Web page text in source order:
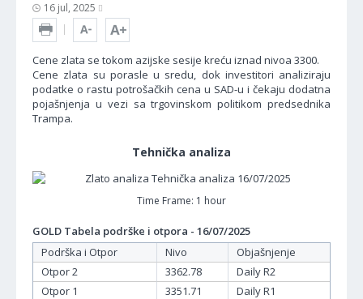
16 jul, 2025
Cene zlata se tokom azijske sesije kreću iznad nivoa 3300.
Cene zlata su porasle u sredu, dok investitori analiziraju
podatke o rastu potrošačkih cena u SAD-u i čekaju dodatna
pojašnjenja u vezi sa trgovinskom politikom predsednika
Trampa.
Tehnička analiza
Time Frame: 1 hour
GOLD Tabela podrške i otpora - 16/07/2025
Podrška i Otpor
Nivo
Objašnjenje
Otpor 2
3362.78
Daily R2
Otpor 1
3351.71
Daily R1